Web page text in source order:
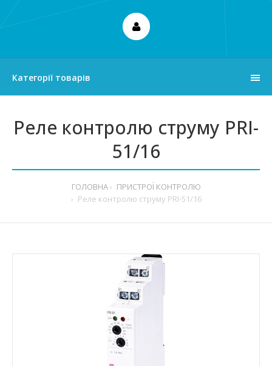
Категорії товарів
Реле контролю струму PRI-
51/16
ГОЛОВНА
ПРИСТРОЇ КОНТРОЛЮ
Реле контролю струму PRI-51/16